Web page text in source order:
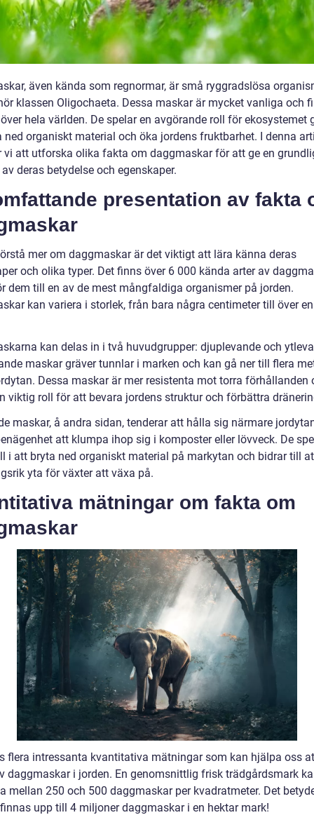
även kända som regnormar, är små ryggradslösa
klassen Oligochaeta. Dessa maskar är mycket vanliga och
hela världen. De spelar en avgörande roll för ekosystemet
ned organiskt material och öka jordens fruktbarhet. I denna
vi att utforska olika fakta om daggmaskar för att ge en
deras betydelse och egenskaper.
presentation av fakta
mer om daggmaskar är det viktigt att lära känna deras
och olika typer. Det finns över 6 000 kända arter av
dem till en av de mest mångfaldiga organismer på jorden.
kan variera i storlek, från bara några centimeter till över
kan delas in i två huvudgrupper: djuplevande och
maskar gräver tunnlar i marken och kan gå ner till flera
Dessa maskar är mer resistenta mot torra förhållanden
viktig roll för att bevara jordens struktur och förbättra
maskar, å andra sidan, tenderar att hålla sig närmare
att klumpa ihop sig i komposter eller lövveck. De
i att bryta ned organiskt material på markytan och bidrar till
yta för växter att växa på.
mätningar om fakta om
flera intressanta kvantitativa mätningar som kan hjälpa oss
daggmaskar i jorden. En genomsnittlig frisk trädgårdsmark
mellan 250 och 500 daggmaskar per kvadratmeter. Det
upp till 4 miljoner daggmaskar i en hektar mark!